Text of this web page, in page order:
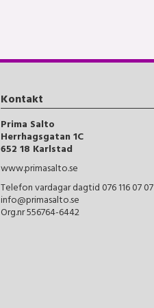
Kontakt
Prima Salto
Herrhagsgatan 1C
652 18 Karlstad
www.primasalto.se
Telefon vardagar dagtid 076 116 07 07
info@primasalto.se
Org.nr 556764-6442